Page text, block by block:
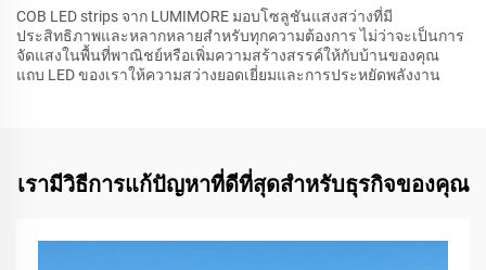
COB LED strips จาก LUMIMORE มอบโซลูชันแสงสว่างที่มี
ประสิทธิภาพและหลากหลายสำหรับทุกความต้องการ ไม่ว่าจะเป็นการ
จัดแสงในพื้นที่พาณิชย์หรือเพิ่มความสร้างสรรค์ให้กับบ้านของคุณ
แถบ LED ของเราให้ความสว่างยอดเยี่ยมและการประหยัดพลังงาน
เรามีวิธีการแก้ปัญหาที่ดีที่สุดสำหรับธุรกิจของคุณ